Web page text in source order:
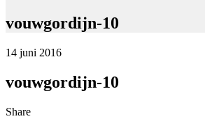
vouwgordijn-10
14 juni 2016
vouwgordijn-10
Share